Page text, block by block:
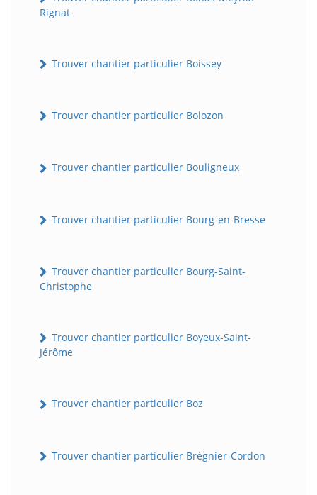
Rignat
Trouver chantier particulier Boissey
Trouver chantier particulier Bolozon
Trouver chantier particulier Bouligneux
Trouver chantier particulier Bourg-en-Bresse
Trouver chantier particulier Bourg-Saint-
Christophe
Trouver chantier particulier Boyeux-Saint-
Jérôme
Trouver chantier particulier Boz
Trouver chantier particulier Brégnier-Cordon